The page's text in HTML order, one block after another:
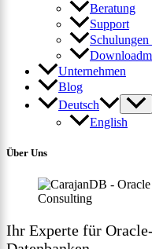
Beratung
Support
Unternehmen
Blog
Deutsch
English
Über Uns
Ihr Experte für